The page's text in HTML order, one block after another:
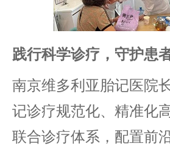
践行科学诊疗，守护患
南京维多利亚胎记医院
记诊疗规范化、精准化
联合诊疗体系，配置前